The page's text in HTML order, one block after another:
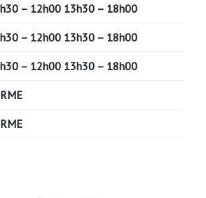
– 12h00 13h30 – 18h00
– 12h00 13h30 – 18h00
– 12h00 13h30 – 18h00